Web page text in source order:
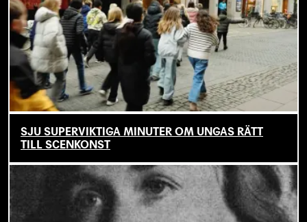
SJU SUPERVIKTIGA MINUTER OM UNGAS RÄTT
TILL SCENKONST